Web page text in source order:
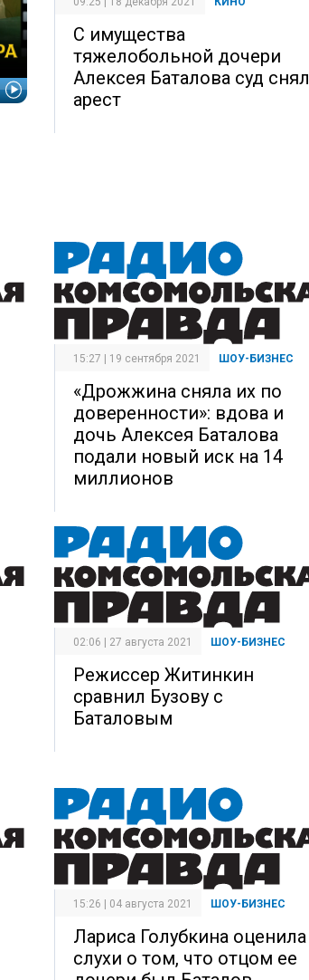
С имущества
тяжелобольной дочери
Алексея Баталова суд снял
арест
15:27 | 19 сентября 2021 ШОУ-БИЗНЕС
«Дрожжина сняла их по
доверенности»: вдова и
дочь Алексея Баталова
подали новый иск на 14
миллионов
02:06 | 27 августа 2021 ШОУ-БИЗНЕС
Режиссер Житинкин
сравнил Бузову с
Баталовым
15:26 | 04 августа 2021 ШОУ-БИЗНЕС
Лариса Голубкина оценила
слухи о том, что отцом ее